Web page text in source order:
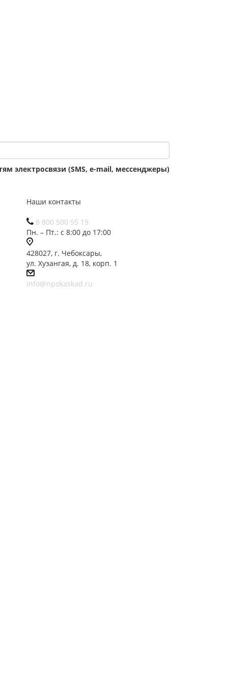
электросвязи (SMS, e-mail, мессенджеры)
Наши контакты
8 800 500 55 19
Пн. – Пт.: с 8:00 до 17:00
428027, г. Чебоксары,
ул. Хузангая, д. 18, корп. 1
info@npokaskad.ru